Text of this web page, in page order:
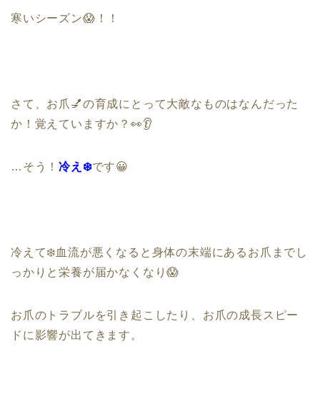
寒いシーズン😱！！
さて、お爪 💅の育成にとって大敵なものはなんだった
か！覚えていますか？ 👀👂
… そう！冷え ❄️です😀
冷えて❄️血流が悪くなると身体の末端にある お爪までし
っかりと栄養が届かなくなり😱
お爪のトラブルを引き起こしたり、お爪の成長スピー
ドに影響が出てきます。